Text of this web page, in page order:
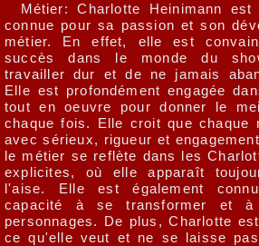
Métier: Charlotte Heinimann
connue pour sa passion et son
métier. En effet, elle est
succès dans le monde du
travailler dur et de ne jamais
Elle est profondément engagée
tout en oeuvre pour donner le
chaque fois. Elle croit que chaque
avec sérieux, rigueur et
le métier se reflète dans les
explicites, où elle apparaît
l'aise. Elle est également
capacité à se transformer et à
personnages. De plus, Charlotte
ce qu'elle veut et ne se laisse